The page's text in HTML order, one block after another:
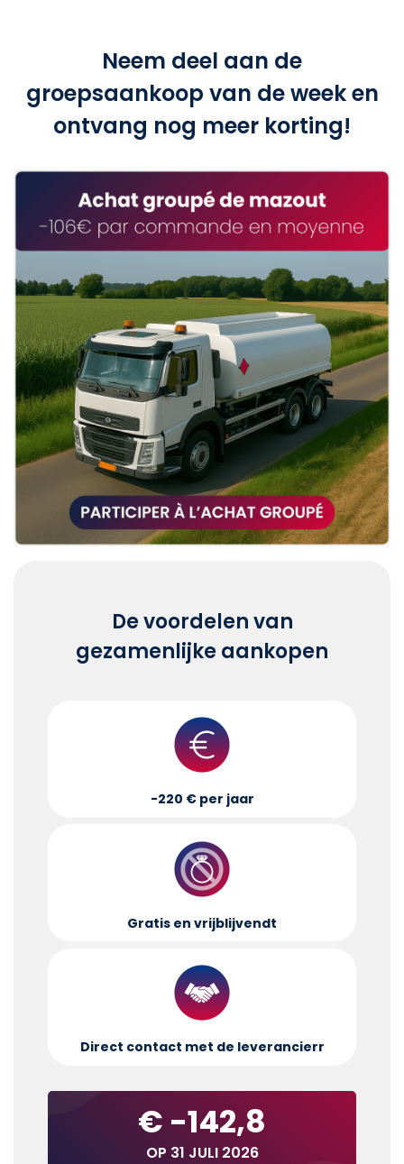
Neem deel aan de
groepsaankoop van de week en
ontvang nog meer korting!
De voordelen van
gezamenlijke aankopen
-220 € per jaar
Gratis en vrijblijvendt
Direct contact met de leverancierr
€ -142,8
OP 31 JULI 2026